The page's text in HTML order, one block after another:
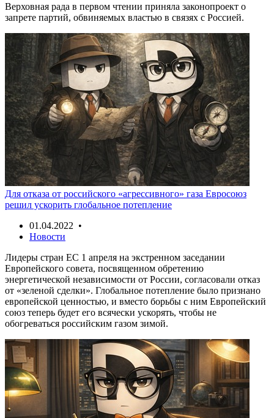
Верховная рада в первом чтении приняла законопроект о
запрете партий, обвиняемых властью в связях с Россией.
Для отказа от российского «агрессивного» газа Евросоюз
решил ускорить глобальное потепление
01.04.2022 •
Новости
Лидеры стран ЕС 1 апреля на экстренном заседании
Европейского совета, посвященном обретению
энергетической независимости от России, согласовали отказ
от «зеленой сделки». Глобальное потепление было признано
европейской ценностью, и вместо борьбы с ним Европейский
союз теперь будет его всячески ускорять, чтобы не
обогреваться российским газом зимой.